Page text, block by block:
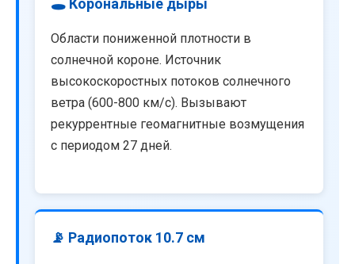
🕳️ Корональные дыры
Области пониженной плотности в
солнечной короне. Источник
высокоскоростных потоков солнечного
ветра (600-800 км/с). Вызывают
рекуррентные геомагнитные возмущения
с периодом 27 дней.
📡 Радиопоток 10.7 см